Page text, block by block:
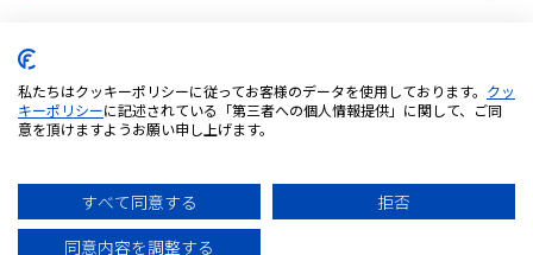
クッキーポリシー
特定商取引法に基づく表記
利用規約
© 2025 iUM inc. All Rights Reserved.
私たちはクッキーポリシーに従ってお客様のデータを使用しております。 クッ
キーポリシーに記述されている「第三者への個人情報提供」に関して、ご同
意を頂けますようお願い申し上げます。
すべて同意する
拒否
同意内容を調整する